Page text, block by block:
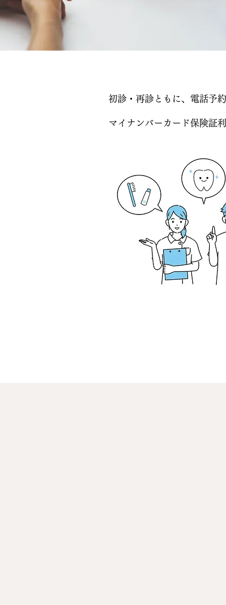
初診・再診ともに、電話予
マイナンバーカード保険証